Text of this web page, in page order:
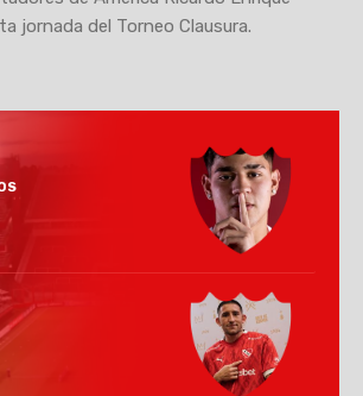
jornada del Torneo Clausura.